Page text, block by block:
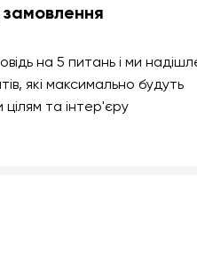
замовлення
на 5 питань і ми
які максимально будуть
цілям та інтер'єру